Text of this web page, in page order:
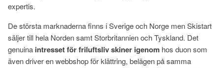
expertis.
De största marknaderna finns i Sverige och Norge men Skistart
säljer till hela Norden samt Storbritannien och Tyskland. Det
genuina intresset för friluftslivskiner igenom hos duon som
även driver en webbshop för klättring, belägen på samma